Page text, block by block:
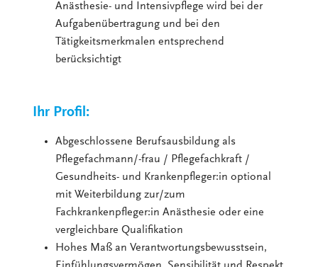
Anästhesie- und Intensivpflege wird bei der
Aufgabenübertragung und bei den
Tätigkeitsmerkmalen entsprechend
berücksichtigt
Ihr Profil:
Abgeschlossene Berufsausbildung als
Pflegefachmann/-frau / Pflegefachkraft /
Gesundheits- und Krankenpfleger:in optional
mit Weiterbildung zur/zum
Fachkrankenpfleger:in Anästhesie oder eine
vergleichbare Qualifikation
Hohes Maß an Verantwortungsbewusstsein,